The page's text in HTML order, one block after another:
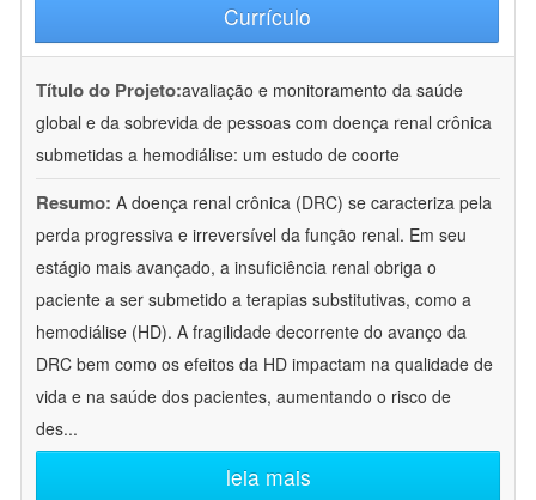
Currículo
Título do Projeto:avaliação e monitoramento da saúde
global e da sobrevida de pessoas com doença renal crônica
submetidas a hemodiálise: um estudo de coorte
Resumo: A doença renal crônica (DRC) se caracteriza pela
perda progressiva e irreversível da função renal. Em seu
estágio mais avançado, a insuficiência renal obriga o
paciente a ser submetido a terapias substitutivas, como a
hemodiálise (HD). A fragilidade decorrente do avanço da
DRC bem como os efeitos da HD impactam na qualidade de
vida e na saúde dos pacientes, aumentando o risco de
des...
leia mais